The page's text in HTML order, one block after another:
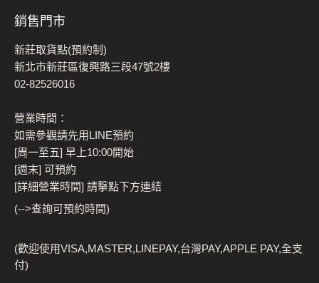
銷售門市
新莊取貨點(預約制)
新北市新莊區復興路三段47號2樓
02-82526016
營業時間：
如需參觀請先用LINE預約
[周一至五] 早上10:00開始
[週末] 可預約
[詳細營業時間] 請擊點下方連結
(-->查詢可預約時間)
(歡迎使用VISA,MASTER,LINEPAY,台灣PAY,APPLE PAY,全支
付)